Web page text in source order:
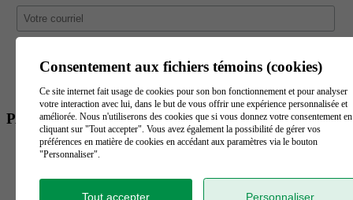
PARTENAIRES
Consentement aux fichiers témoins (cookies)
Ce site internet fait usage de cookies pour son bon fonctionnement et pour analyser
votre interaction avec lui, dans le but de vous offrir une expérience personnalisée et
améliorée. Nous n'utiliserons des cookies que si vous donnez votre consentement en
cliquant sur "Tout accepter". Vous avez également la possibilité de gérer vos
préférences en matière de cookies en accédant aux paramètres via le bouton
"Personnaliser".
Tout accepter Personnaliser